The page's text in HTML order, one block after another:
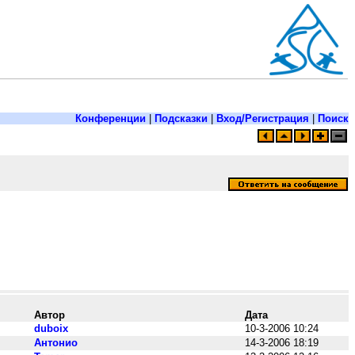
Конференции Подсказки Вход/Регистрация
Поиск
Автор
Дата
duboix
10-3-2006 10:24
Антонио
14-3-2006 18:19